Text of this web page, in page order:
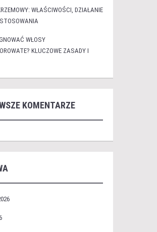
WŁAŚCIWOŚCI, DZIAŁANIE
WŁOSY
KLUCZOWE ZASADY I
KOMENTARZE